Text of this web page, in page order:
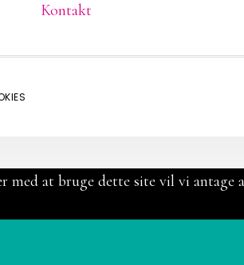
Kontakt
med at bruge dette site vil vi antage